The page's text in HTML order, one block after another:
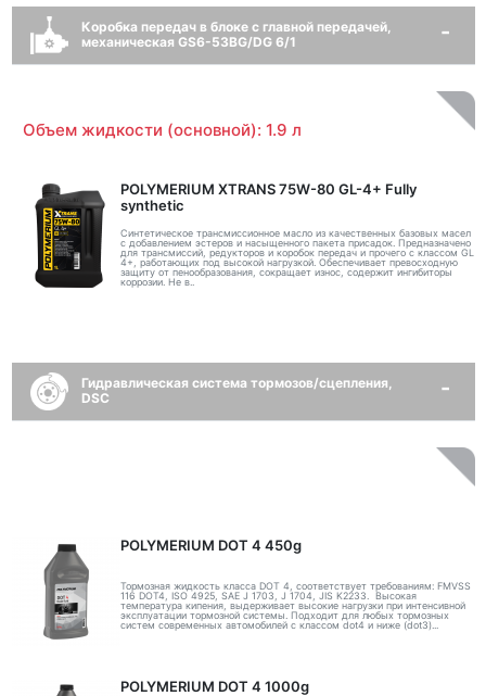
Коробка передач в блоке с главной передачей,
механическая GS6-53BG/DG 6/1
Объем жидкости (основной): 1.9 л
POLYMERIUM XTRANS 75W-80 GL-4+ Fully
synthetic
Синтетическое трансмиссионное масло из качественных базовых масел
с добавлением эстеров и насыщенного пакета присадок. Предназначено
для трансмиссий, редукторов и коробок передач и прочего с классом GL
4+, работающих под высокой нагрузкой. Обеспечивает превосходную
защиту от пенообразования, сокращает износ, содержит ингибиторы
коррозии. Не в..
Гидравлическая система тормозов/сцепления,
DSC
POLYMERIUM DOT 4 450g
Тормозная жидкость класса DOT 4, соответствует требованиям: FMVSS
116 DOT4, ISO 4925, SAE J 1703, J 1704, JIS K2233. Высокая
температура кипения, выдерживает высокие нагрузки при интенсивной
эксплуатации тормозной системы. Подходит для любых тормозных
систем современных автомобилей с классом dot4 и ниже (dot3)...
POLYMERIUM DOT 4 1000g